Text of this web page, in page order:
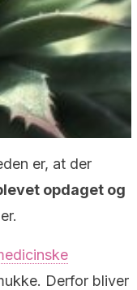
er, at der
opdaget og
Derfor bliver